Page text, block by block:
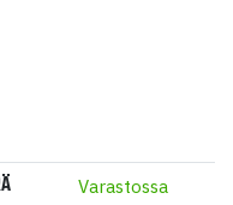
Varastossa